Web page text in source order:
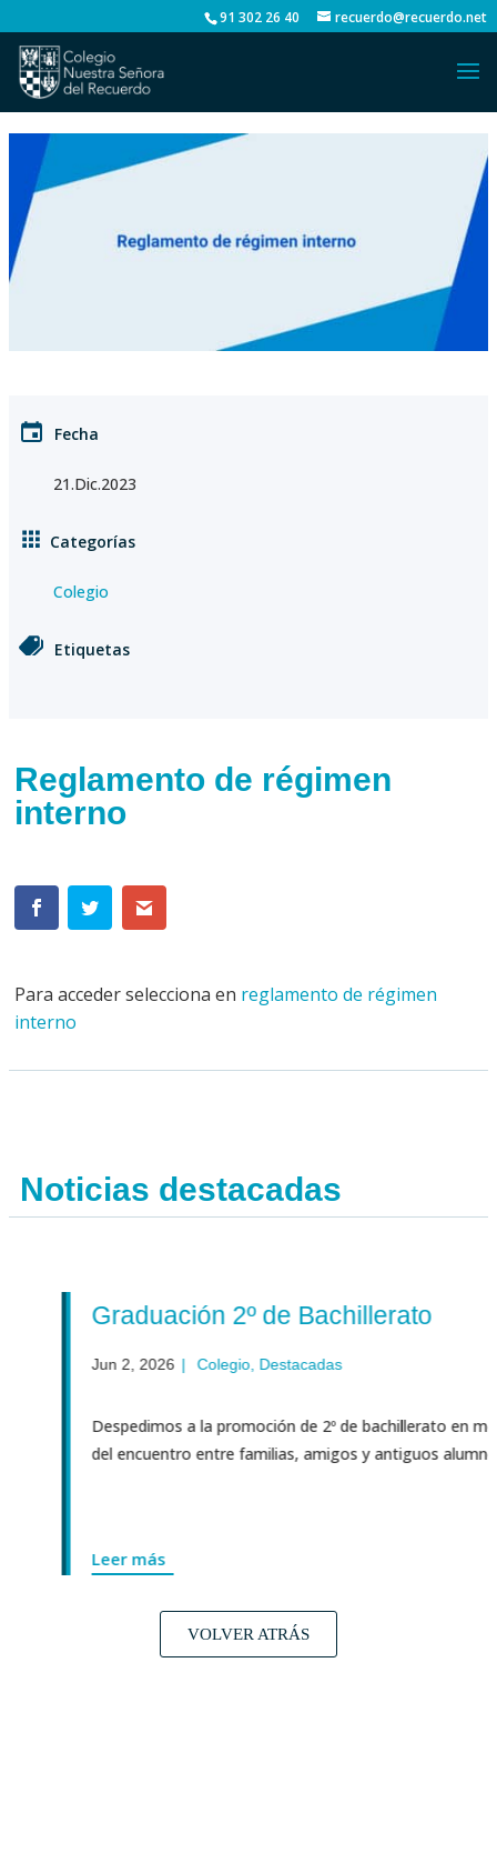
91 302 26 40 recuerdo@recuerdo.net
Fecha
21.Dic.2023
Categorías
Colegio
Etiquetas
Reglamento de régimen
interno
Para acceder selecciona en reglamento de régimen
interno
Noticias destacadas
Graduación 2º de Bachillerato
Jun 2, 2026 | Colegio,Destacadas
Despedimos a la promoción de 2º de bachillerato en medio
del encuentro entre familias, amigos y antiguos alumnos.
Leer más
VOLVER ATRÁS